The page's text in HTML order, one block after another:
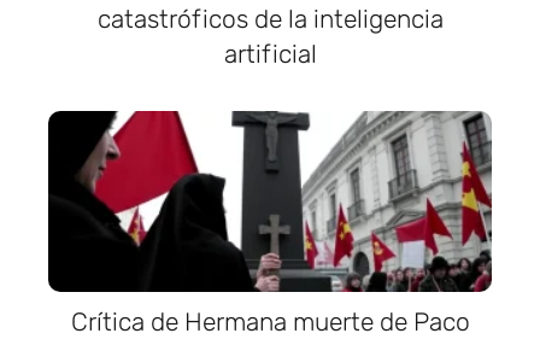
catastróficos de la inteligencia
artificial
Crítica de Hermana muerte de Paco